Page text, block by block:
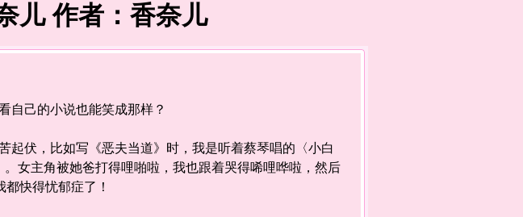
儿 作者：香奈儿
己的小说也能笑成那样？
伏，比如写《恶夫当道》时，我是听着蔡琴唱的〈小白
女主角被她爸打得哩啪啦，我也跟着哭得唏哩哗啦，然后
快得忧郁症了！